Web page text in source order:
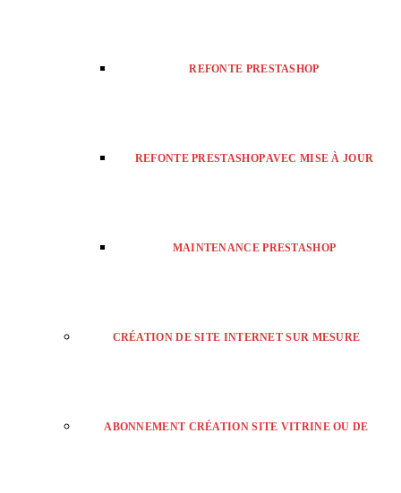
REFONTE PRESTASHOP
REFONTE PRESTASHOP AVEC MISE À JOUR
MAINTENANCE PRESTASHOP
CRÉATION DE SITE INTERNET SUR MESURE
ABONNEMENT CRÉATION SITE VITRINE OU DE